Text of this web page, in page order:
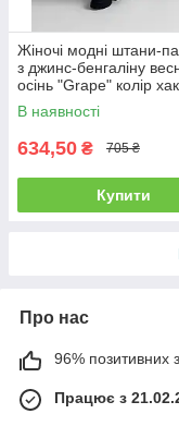
Жіночі модні штани-
з джинс-бенгаліну
осінь "Grape" колір
В наявності
634,50 ₴ 705 ₴
Купити
Про нас
96% позитивних з
Працює з